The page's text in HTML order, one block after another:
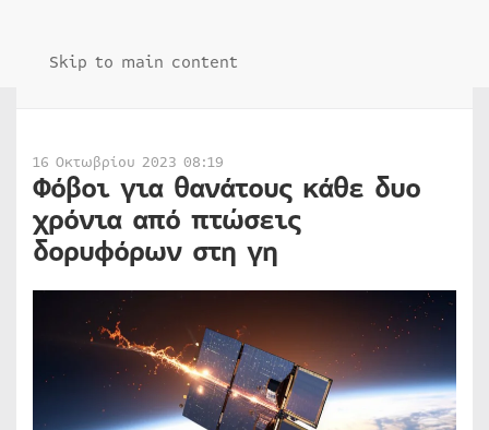
Skip to main content
16 Οκτωβρίου 2023 08:19
Φόβοι για θανάτους κάθε δυο
χρόνια από πτώσεις
δορυφόρων στη γη